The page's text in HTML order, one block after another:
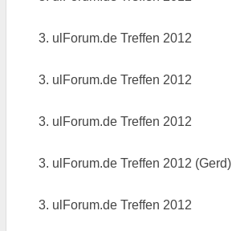
3. ulForum.de Treffen 2012
3. ulForum.de Treffen 2012
3. ulForum.de Treffen 2012
3. ulForum.de Treffen 2012 (Gerd)
3. ulForum.de Treffen 2012